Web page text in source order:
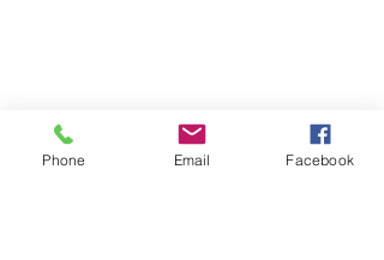
Phone Email Facebook